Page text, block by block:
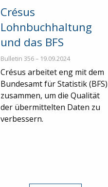
Crésus
Lohnbuchhaltung
und das BFS
Bulletin 356 – 19.09.2024
Crésus arbeitet eng mit dem
Bundesamt für Statistik (BFS)
zusammen, um die Qualität
der übermittelten Daten zu
verbessern.